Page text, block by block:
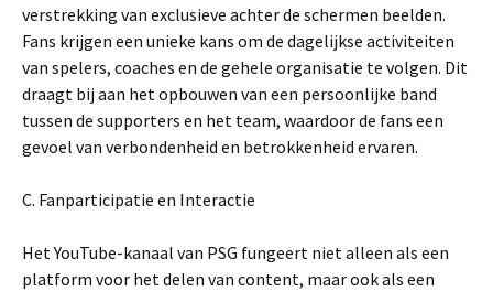
verstrekking van exclusieve achter de schermen beelden.
Fans krijgen een unieke kans om de dagelijkse activiteiten
van spelers, coaches en de gehele organisatie te volgen. Dit
draagt bij aan het opbouwen van een persoonlijke band
tussen de supporters en het team, waardoor de fans een
gevoel van verbondenheid en betrokkenheid ervaren.
C. Fanparticipatie en Interactie
Het YouTube-kanaal van PSG fungeert niet alleen als een
platform voor het delen van content, maar ook als een